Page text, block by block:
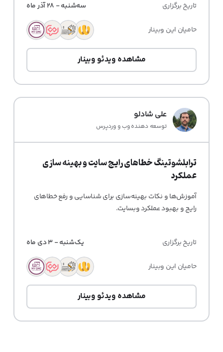
تاریخ برگزاری سه‌شنبه - 28 آذر ماه
حامیان این وبینار
مشاهده ویدئو وبینار
علی شادلو
توسعه دهنده وب و وردپرس
ترابلشوتینگ خطاهای رایج سایت و بهینه سازی
عملکرد
آموزش‌ها و نکات بهینه‌سازی برای شناسایی و رفع خطاهای
رایج و بهبود عملکرد وبسایت.
تاریخ برگزاری یک‌شنبه - 3 دی ماه
حامیان این وبینار
مشاهده ویدئو وبینار